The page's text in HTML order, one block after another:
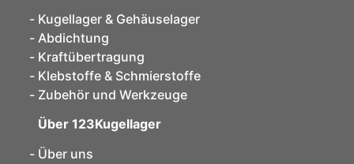
Kugellager & Gehäuselager
Abdichtung
Kraftübertragung
Klebstoffe & Schmierstoffe
Zubehör und Werkzeuge
Über 123Kugellager
Über uns